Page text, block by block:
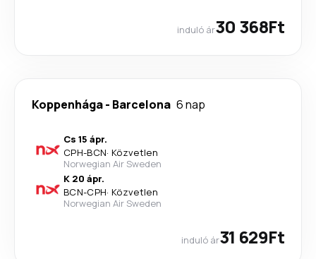
induló ár30 368Ft
Koppenhága- Barcelona 6 nap
Cs 15 ápr.
CPH-BCN· Közvetlen
Norwegian Air Sweden
K 20 ápr.
BCN-CPH· Közvetlen
Norwegian Air Sweden
induló ár31 629Ft